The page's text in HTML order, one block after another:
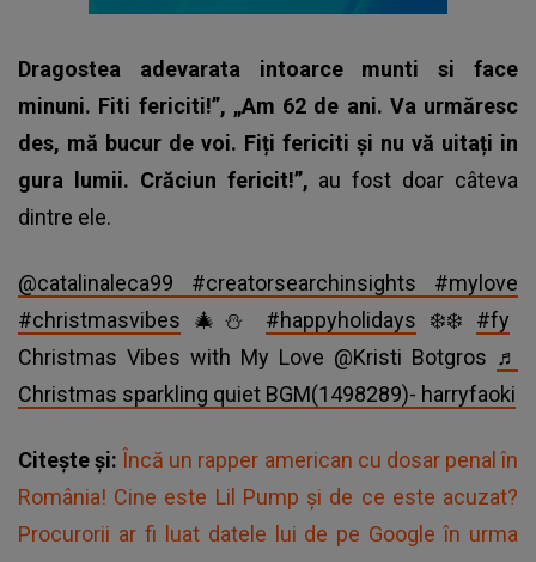
Dragostea adevarata intoarce munti si face
minuni. Fiti fericiti!”, „Am 62 de ani. Va urmăresc
des, mă bucur de voi. Fiți fericiti şi nu vă uitați in
gura lumii. Crăciun fericit!”, au fost doar câteva
dintre ele.
@catalinaleca99 #creatorsearchinsights #mylove
#christmasvibes 🎄⛄️ #happyholidays ❄️❄️ #fy
Christmas Vibes with My Love @Kristi Botgros ♬
Christmas sparkling quiet BGM(1498289)- harryfaoki
Citește și:Încă un rapper american cu dosar penal în
România! Cine este Lil Pump și de ce este acuzat?
Procurorii ar fi luat datele lui de pe Google în urma